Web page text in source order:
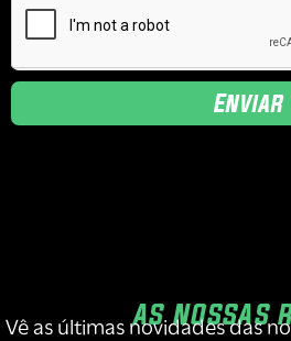
Enviar
AS NOSSAS
Vê as últimas novidades das